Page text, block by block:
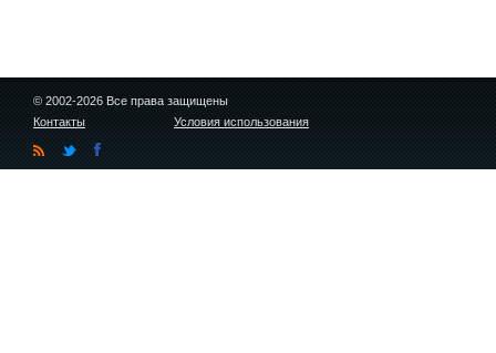
© 2002-2026 Все права защищены
Контакты
Условия использования